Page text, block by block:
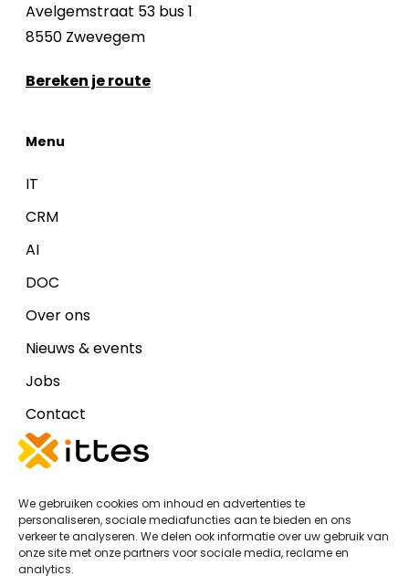
We gebruiken cookies om inhoud en advertenties te
personaliseren, sociale mediafuncties aan te bieden en ons
verkeer te analyseren. We delen ook informatie over uw gebruik van
onze site met onze partners voor sociale media, reclame en
analytics.
Avelgemstraat 53 bus 1
8550 Zwevegem
Bereken je route
Menu
IT
CRM
AI
DOC
Over ons
Nieuws & events
Jobs
Contact
Cookiebeleid (EU)
Algemene voorwaarden Ittes IT